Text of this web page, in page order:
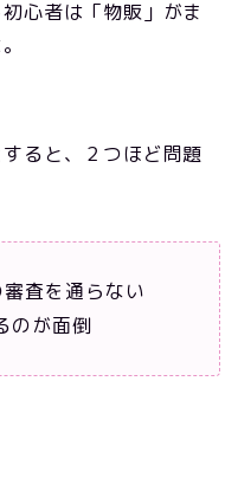
心者は「物販」がま
ると、２つほど問題
査を通らない
のが面倒